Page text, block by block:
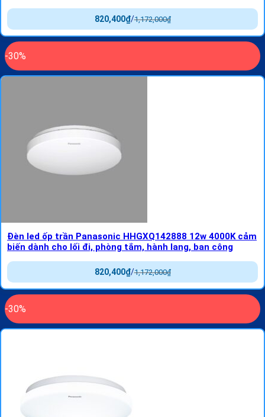
1,172,000₫
/
820,400₫
-30%
Đèn led ốp trần Panasonic HHGXQ142888 12w 4000K cảm
biến dành cho lối đi, phòng tắm, hành lang, ban công
1,172,000₫
/
820,400₫
-30%